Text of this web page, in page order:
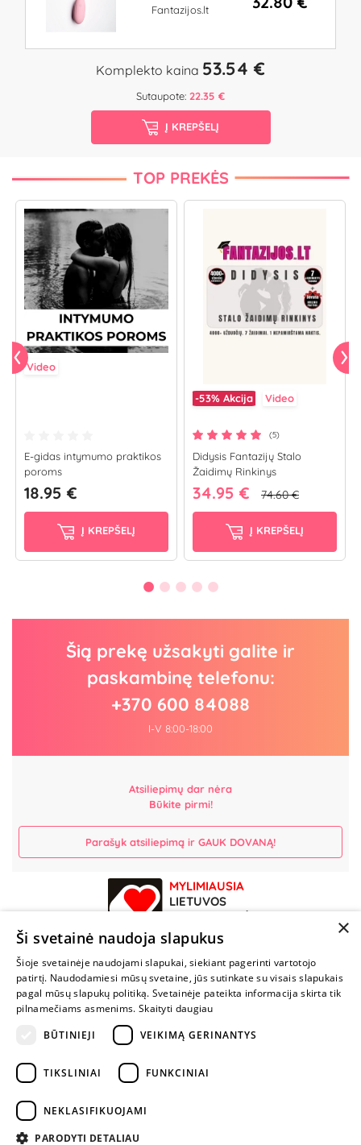
Fantazijos.lt
Komplekto kaina 53.54 €
Sutaupote: 22.35 €
Į KREPŠELĮ
TOP PREKĖS
Video
E-gidas intymumo praktikos
poroms
18.95 €
Į KREPŠELĮ
-53% Akcija Video
(5)
Didysis Fantazijų Stalo
Žaidimų Rinkinys
34.95 € 74.60 €
Į KREPŠELĮ
Šią prekę užsakyti galite ir
paskambinę telefonu:
+370 600 84088
I-V 8:00-18:00
Atsiliepimų dar nėra
Būkite pirmi!
Parašyk atsiliepimą ir GAUK DOVANĄ!
MYLIMIAUSIA
LIETUVOS
PARDUOTUVĖ
NENUSTOK
ŽAISTI
+370 600 84088
info@fantazijos.lt
×
Ši svetainė naudoja slapukus
Šioje svetainėje naudojami slapukai, siekiant pagerinti vartotojo
patirtį. Naudodamiesi mūsų svetaine, jūs sutinkate su visais slapukais
pagal mūsų slapukų politiką. Svetainėje pateikta informacija skirta tik
pilnamečiams asmenims. Skaityti daugiau
BŪTINIEJI
VEIKIMĄ GERINANTYS
TIKSLINIAI FUNKCINIAI
NEKLASIFIKUOJAMI
PARODYTI DETALIAU